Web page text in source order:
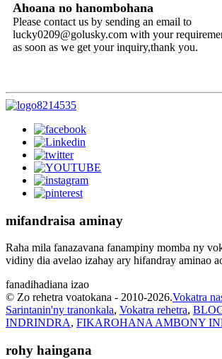
Ahoana no hanombohana
Please contact us by sending an email to
lucky0209@golusky.com with your
as soon as we get your inquiry,thank you.
mifandraisa aminay
Raha mila fanazavana fanampiny momba ny
vidiny dia avelao izahay ary hifandray aminao
fanadihadiana izao
© Zo rehetra voatokana - 2010-2026.Vokatra
Sarintanin'ny tranonkala, Vokatra rehetra,
INDRINDRA, FIKAROHANA AMBONY
rohy haingana